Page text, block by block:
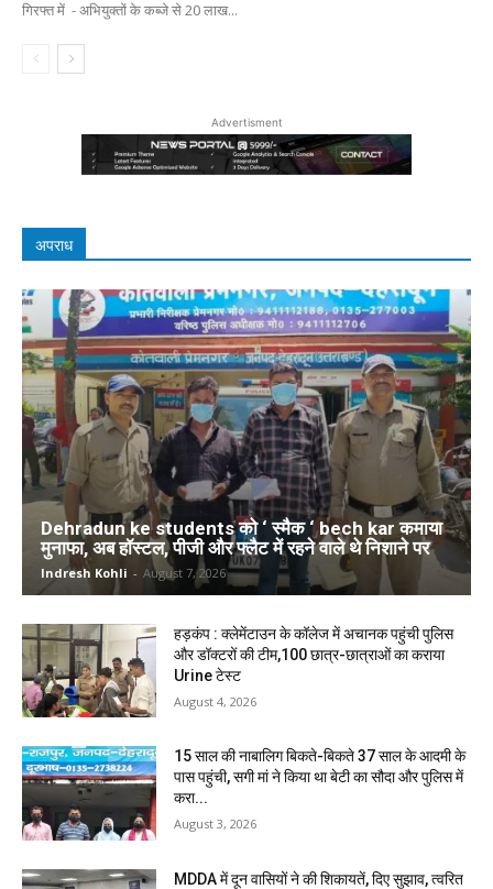
गिरफ्त में - अभियुक्तों के कब्जे से 20 लाख...
Advertisment
अपराध
Dehradun ke students को ‘ स्मैक ‘ bech kar कमाया
मुनाफा, अब हॉस्टल, पीजी और फ्लैट में रहने वाले थे निशाने पर
Indresh Kohli - August 7, 2026
हड़कंप : क्लेमेंटाउन के कॉलेज में अचानक पहुंची पुलिस
और डॉक्टरों की टीम,100 छात्र-छात्राओं का कराया
Urine टेस्ट
August 4, 2026
15 साल की नाबालिग बिकते-बिकते 37 साल के आदमी के
पास पहुंची, सगी मां ने किया था बेटी का सौदा और पुलिस में
करा...
August 3, 2026
MDDA में दून वासियों ने की शिकायतें, दिए सुझाव, त्वरित